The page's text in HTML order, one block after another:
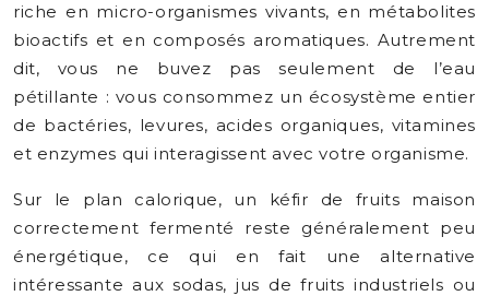
riche en micro-organismes vivants, en métabolites
bioactifs et en composés aromatiques. Autrement
dit, vous ne buvez pas seulement de l’eau
pétillante : vous consommez un écosystème entier
de bactéries, levures, acides organiques, vitamines
et enzymes qui interagissent avec votre organisme.
Sur le plan calorique, un kéfir de fruits maison
correctement fermenté reste généralement peu
énergétique, ce qui en fait une alternative
intéressante aux sodas, jus de fruits industriels ou